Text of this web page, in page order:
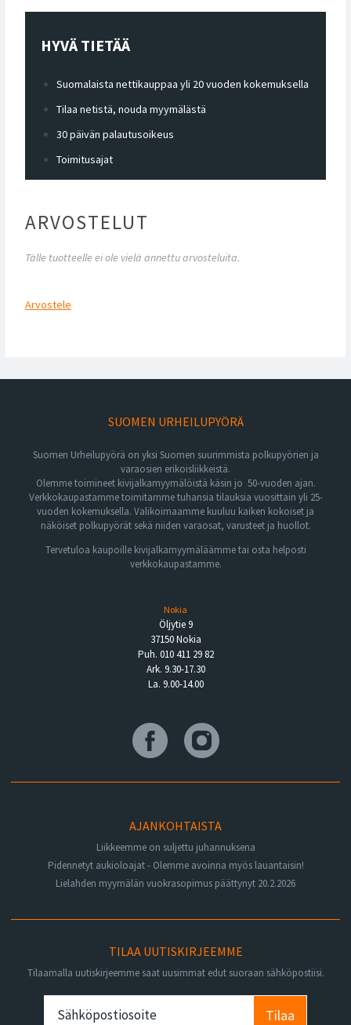
HYVÄ TIETÄÄ
Suomalaista nettikauppaa yli 20 vuoden kokemuksella
Tilaa netistä, nouda myymälästä
30 päivän palautusoikeus
Toimitusajat
ARVOSTELUT
Tälle tuotteelle ei ole vielä annettu arvosteluita.
Arvostele
SUOMEN URHEILUPYÖRÄ
Suomen Urheilupyörä on yksi Suomen suurimmista polkupyörien ja
varaosien erikoisliikkeistä.
Olemme toimineet kivijalkamyymälöistä käsin jo 50-vuoden ajan.
Verkkokaupastamme toimitamme tuhansia tilauksia vuosittain yli 25-
vuoden kokemuksella. Valikoimaamme kuuluu kaiken kokoiset ja
näköiset polkupyörät sekä niiden varaosat, varusteet ja huollot.
Tervetuloa kaupoille kivijalkamyymäläämme tai osta helposti
verkkokaupastamme.
Nokia
Öljytie 9
37150 Nokia
Puh. 010 411 29 82
Ark. 9.30-17.30
La. 9.00-14.00
AJANKOHTAISTA
Liikkeemme on suljettu juhannuksena
Pidennetyt aukioloajat - Olemme avoinna myös lauantaisin!
Lielahden myymälän vuokrasopimus päättynyt 20.2.2026
TILAA UUTISKIRJEEMME
Tilaamalla uutiskirjeemme saat uusimmat edut suoraan sähköpostiisi.
Tilaa